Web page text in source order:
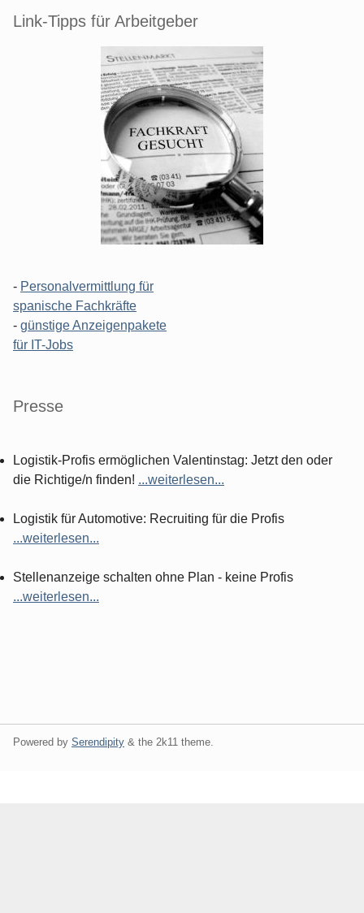
Seitenleiste
Link-Tipps für Arbeitgeber
- Personalvermittlung für
spanische Fachkräfte
- günstige Anzeigenpakete
für IT-Jobs
Presse
Logistik-Profis ermöglichen Valentinstag: Jetzt den oder
die Richtige/n finden! ...weiterlesen...
Logistik für Automotive: Recruiting für die Profis
...weiterlesen...
Stellenanzeige schalten ohne Plan - keine Profis
...weiterlesen...
Powered by Serendipity & the 2k11 theme.